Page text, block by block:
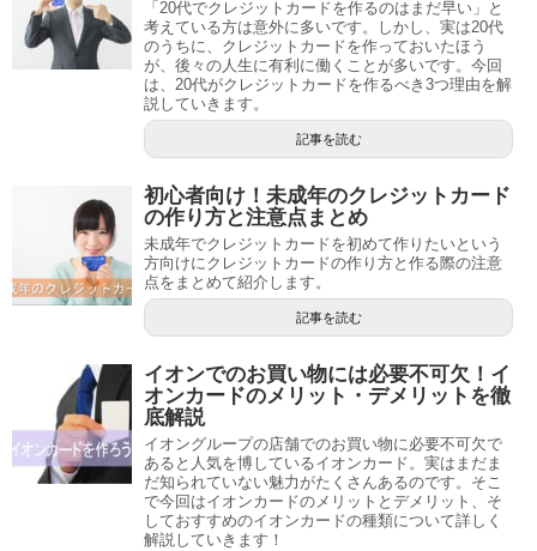
「20代でクレジットカードを作るのはまだ早い」と
考えている方は意外に多いです。しかし、実は20代
のうちに、クレジットカードを作っておいたほう
が、後々の人生に有利に働くことが多いです。今回
は、20代がクレジットカードを作るべき3つ理由を解
説していきます。
記事を読む
初心者向け！未成年のクレジットカード
の作り方と注意点まとめ
未成年でクレジットカードを初めて作りたいという
方向けにクレジットカードの作り方と作る際の注意
点をまとめて紹介します。
記事を読む
イオンでのお買い物には必要不可欠！イ
オンカードのメリット・デメリットを徹
底解説
イオングループの店舗でのお買い物に必要不可欠で
あると人気を博しているイオンカード。実はまだま
だ知られていない魅力がたくさんあるのです。そこ
で今回はイオンカードのメリットとデメリット、そ
しておすすめのイオンカードの種類について詳しく
解説していきます！